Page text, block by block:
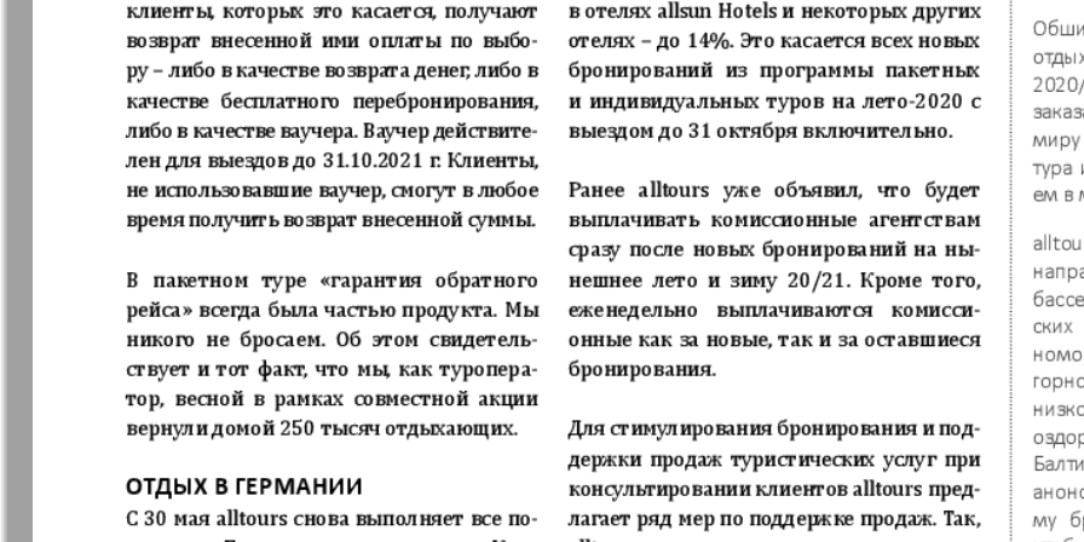
Jüdische Zeitung
Evrejskaja
Panorama
Europa Ekspress Jasmin
Zakon i ludi
Ausländische
Aufzeichnungen
Sdorowje
Izum iDEAL Karriere
Clan KP Europe
Krot in
Kulinar TV Kurorte aktuell LDK auf Russisch Life in